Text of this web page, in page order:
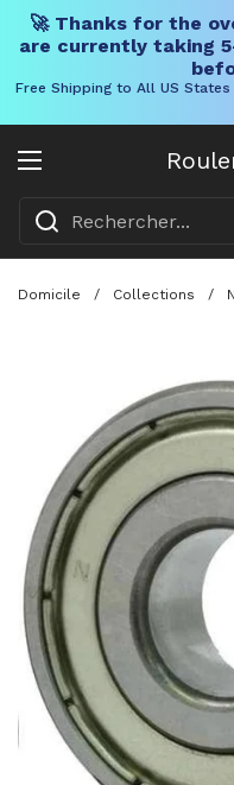
🚀 Thanks for the
are currently taking
Free Shipping to All US
Ouvrir le menu
Domicile / Collections /